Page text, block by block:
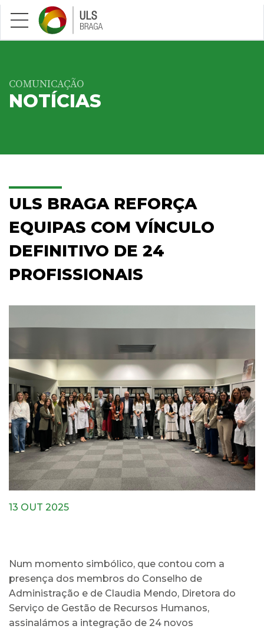
Saltar para conteúdo principal
COMUNICAÇÃO
NOTÍCIAS
ULS BRAGA REFORÇA
EQUIPAS COM VÍNCULO
DEFINITIVO DE 24
PROFISSIONAIS
13 OUT 2025
Num momento simbólico, que contou com a
presença dos membros do Conselho de
Administração e de Claudia Mendo, Diretora do
Serviço de Gestão de Recursos Humanos,
assinalámos a integração de 24 novos